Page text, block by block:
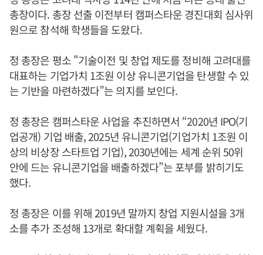
총장이다. 총장 선출 이전부터 캠퍼스타운 경진대회 심사위
원으로 참석해 학생들을 도왔다.
정 총장은 평소 "기술이전 및 창업 제도를 정비해 고려대를
대표하는 기업가치 1조원 이상 유니콘기업을 탄생할 수 있
는 기반을 마련하겠다”는 의지를 보인다.
정 총장은 캠퍼스타운 사업을 추진하면서 “2020년 IPO(기
업공개) 기업 배출, 2025년 유니콘기업(기업가치 1조원 이
상의 비상장 스타트업 기업), 2030년에는 세계 순위 50위
안에 드는 유니콘기업을 배출하겠다”는 포부를 밝히기도
했다.
정 총장은 이를 위해 2019년 말까지 창업 지원시설을 3개
소를 추가 조성해 13개로 확대할 계획을 세웠다.